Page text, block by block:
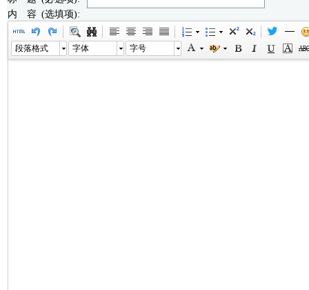
内 容 (选填项):
段落格式 字体 字号